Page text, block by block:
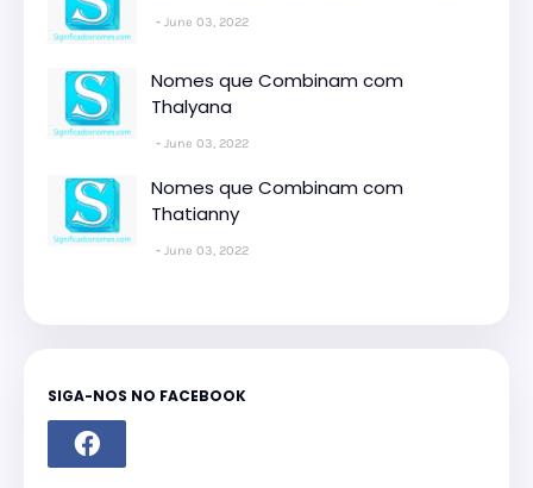
June 03, 2022
Nomes que Combinam com
Thalyana
June 03, 2022
Nomes que Combinam com
Thatianny
June 03, 2022
SIGA-NOS NO FACEBOOK